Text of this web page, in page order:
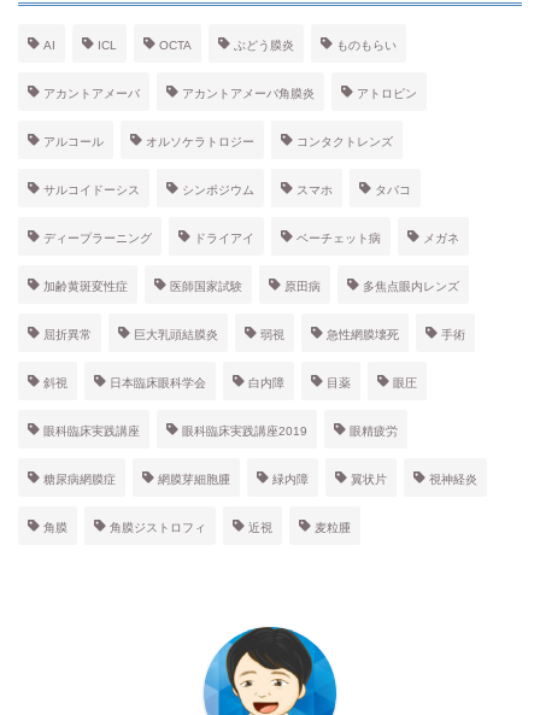
AI ICL OCTA ぶどう膜炎 ものもらい
アカントアメーバ アカントアメーバ角膜炎 アトロピン
アルコール オルソケラトロジー コンタクトレンズ
サルコイドーシス シンポジウム スマホ タバコ
ディープラーニング ドライアイ ベーチェット病 メガネ
加齢黄斑変性症 医師国家試験 原田病 多焦点眼内レンズ
屈折異常 巨大乳頭結膜炎 弱視 急性網膜壊死 手術
斜視 日本臨床眼科学会 白内障 目薬 眼圧
眼科臨床実践講座 眼科臨床実践講座2019 眼精疲労
糖尿病網膜症 網膜芽細胞腫 緑内障 翼状片 視神経炎
角膜 角膜ジストロフィ 近視 麦粒腫